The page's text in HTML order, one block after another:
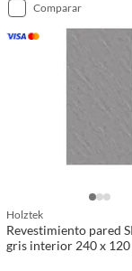
comparar
Holztek
Revestimiento pared
gris interior 240 x 120